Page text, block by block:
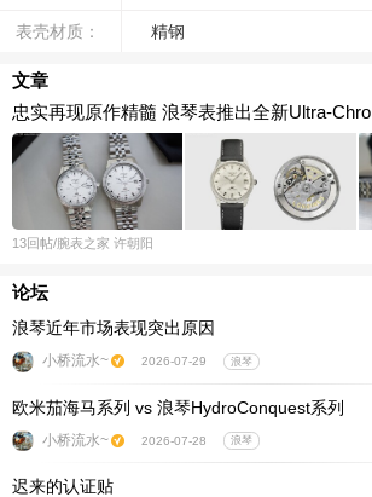
表壳材质： 精钢
文章
忠实再现原作精髓 浪琴表推出全新Ultra-
13回帖/腕表之家 许朝阳
论坛
浪琴近年市场表现突出原因
小桥流水~ 2026-07-29 浪琴
欧米茄海马系列 vs 浪琴HydroConquest系列
小桥流水~ 2026-07-28 浪琴
迟来的认证贴